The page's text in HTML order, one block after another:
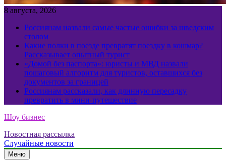
8 августа, 2026
Россиянам назвали самые частые ошибки за шведским
столом
Какие полки в поезде превратят поездку в кошмар?
Рассказывает опытный турист
«Домой без паспорта»: юристы и МВД назвали
пошаговый алгоритм для туристов, оставшихся без
документов за границей
Россиянам рассказали, как длинную пересадку
превратить в мини-путешествие
Шоу бизнес
Новостная рассылка
Случайные новости
Меню